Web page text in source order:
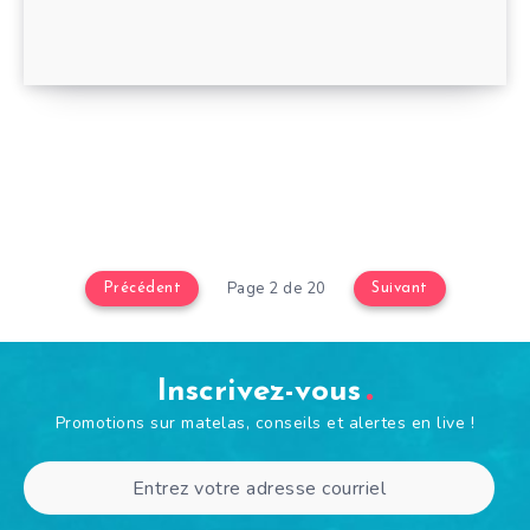
Précédent Page 2 de 20 Suivant
Inscrivez-vous
Promotions sur matelas, conseils et alertes en live !